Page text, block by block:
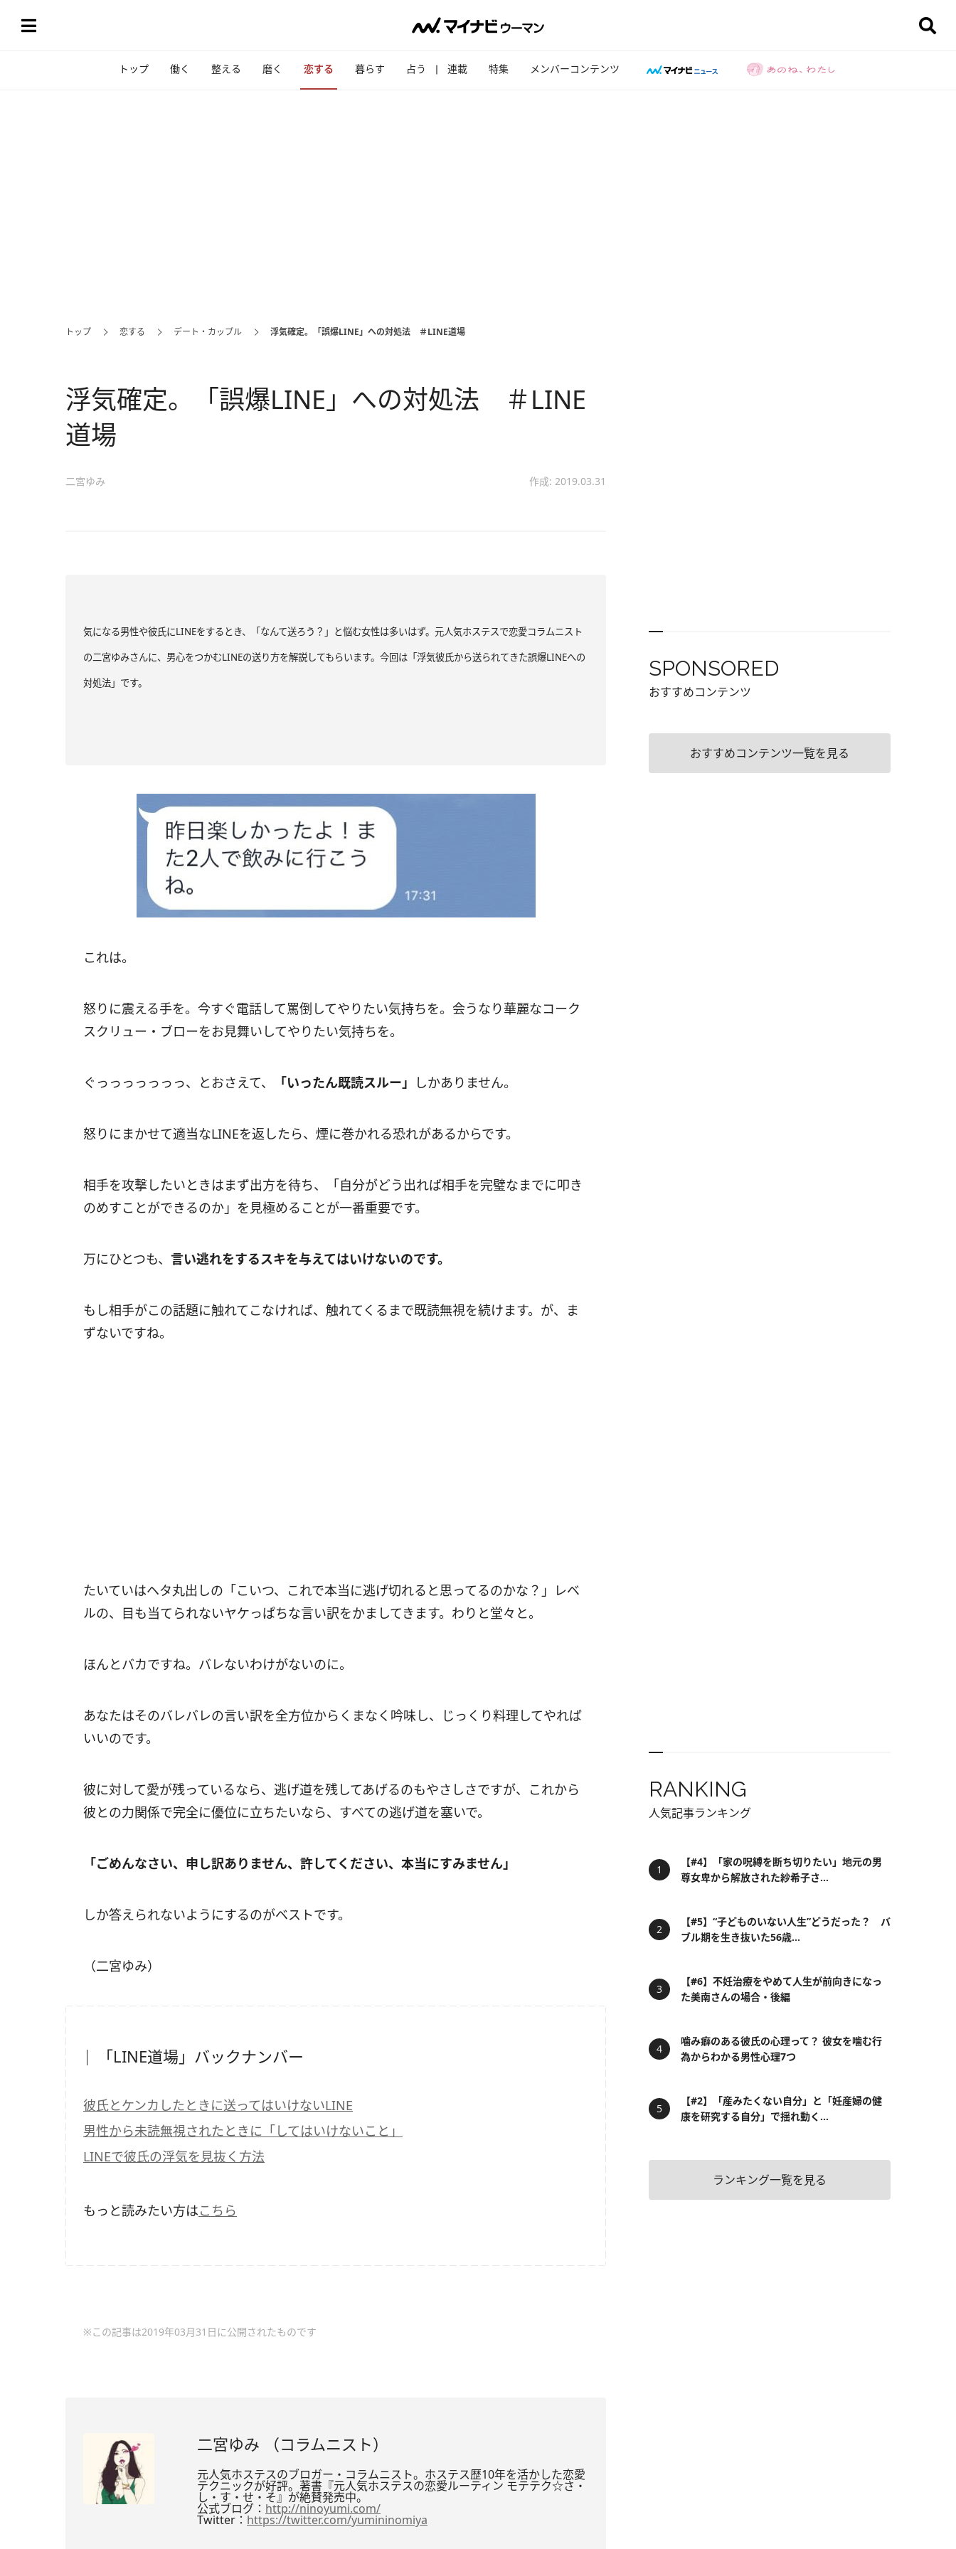
トップ 働く 整える 磨く 恋する 暮らす 占う 連載 特集 メンバーコンテンツ
トップ 恋する デート・カップル 浮気確定。「誤爆LINE」への対処法 ＃LINE道場
浮気確定。「誤爆LINE」への対処法 ＃LINE
道場
二宮ゆみ 作成: 2019.03.31
気になる男性や彼氏にLINEをするとき、「なんて送ろう？」と悩む女性は多いはず。元人気ホステスで恋愛コラムニスト
の二宮ゆみさんに、男心をつかむLINEの送り方を解説してもらいます。今回は「浮気彼氏から送られてきた誤爆LINEへの
対処法」です。
これは。
怒りに震える手を。今すぐ電話して罵倒してやりたい気持ちを。会うなり華麗なコーク
スクリュー・ブローをお見舞いしてやりたい気持ちを。
ぐっっっっっっっ、とおさえて、 「いったん既読スルー」 しかありません。
怒りにまかせて適当なLINEを返したら、煙に巻かれる恐れがあるからです。
相手を攻撃したいときはまず出方を待ち、「自分がどう出れば相手を完璧なまでに叩き
のめすことができるのか」を見極めることが一番重要です。
万にひとつも、 言い逃れをするスキを与えてはいけないのです。
もし相手がこの話題に触れてこなければ、触れてくるまで既読無視を続けます。が、ま
ずないですね。
たいていはヘタ丸出しの「こいつ、これで本当に逃げ切れると思ってるのかな？」レベ
ルの、目も当てられないヤケっぱちな言い訳をかましてきます。わりと堂々と。
ほんとバカですね。バレないわけがないのに。
あなたはそのバレバレの言い訳を全方位からくまなく吟味し、じっくり料理してやれば
いいのです。
彼に対して愛が残っているなら、逃げ道を残してあげるのもやさしさですが、これから
彼との力関係で完全に優位に立ちたいなら、すべての逃げ道を塞いで。
「ごめんなさい、申し訳ありません、許してください、本当にすみません」
しか答えられないようにするのがベストです。
（二宮ゆみ）
「LINE道場」バックナンバー
彼氏とケンカしたときに送ってはいけないLINE
男性から未読無視されたときに「してはいけないこと」
LINEで彼氏の浮気を見抜く方法
もっと読みたい方はこちら
※この記事は2019年03月31日に公開されたものです
二宮ゆみ （コラムニスト）
元人気ホステスのブロガー・コラムニスト。 ホステス歴10年を活かした恋愛
テクニックが好評。著書『元人気ホステスの恋愛ルーティン モテテク☆さ・
し・す・せ・そ』が絶賛発売中。
公式ブログ： http://ninoyumi.com/
Twitter： https://twitter.com/yumininomiya
SPONSORED
おすすめコンテンツ
おすすめコンテンツ一覧を見る
RANKING
人気記事ランキング
【#4】「家の呪縛を断ち切りたい」地元の男
尊女卑から解放された紗希子さ...
【#5】“子どものいない人生”どうだった？ バ
ブル期を生き抜いた56歳...
【#6】不妊治療をやめて人生が前向きになっ
た美南さんの場合・後編
噛み癖のある彼氏の心理って？ 彼女を噛む行
為からわかる男性心理7つ
【#2】「産みたくない自分」と「妊産婦の健
康を研究する自分」で揺れ動く...
ランキング一覧を見る